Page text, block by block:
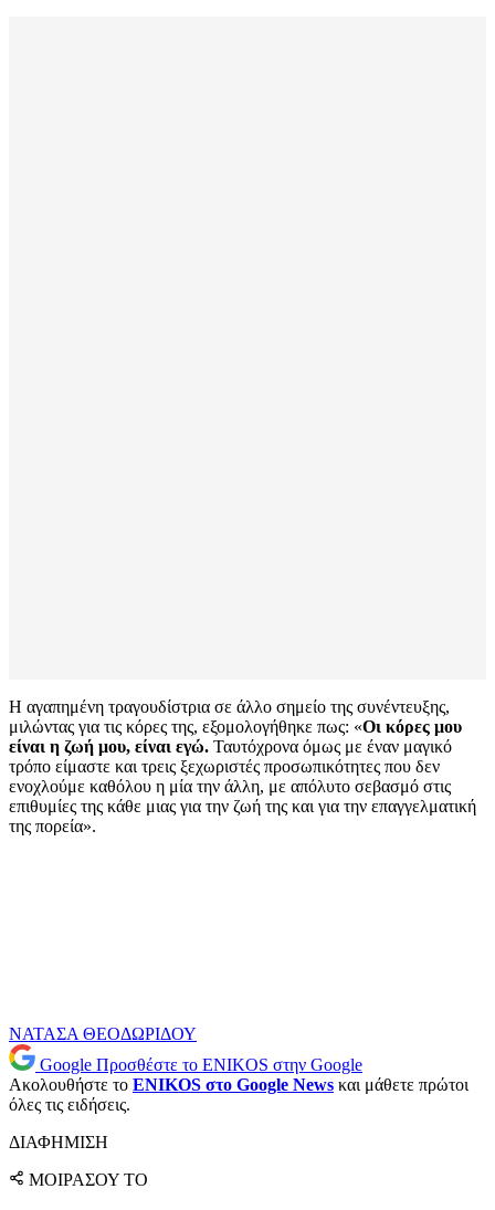
Η αγαπημένη τραγουδίστρια σε άλλο σημείο της συνέντευξης,
μιλώντας για τις κόρες της, εξομολογήθηκε πως: «Οι κόρες μου
είναι η ζωή μου, είναι εγώ. Ταυτόχρονα όμως με έναν μαγικό
τρόπο είμαστε και τρεις ξεχωριστές προσωπικότητες που δεν
ενοχλούμε καθόλου η μία την άλλη, με απόλυτο σεβασμό στις
επιθυμίες της κάθε μιας για την ζωή της και για την επαγγελματική
της πορεία».
ΝΑΤΑΣΑ ΘΕΟΔΩΡΙΔΟΥ
Google Προσθέστε το ENIKOS στην Google
Ακολουθήστε το ENIKOS στο Google News και μάθετε πρώτοι
όλες τις ειδήσεις.
ΔΙΑΦΗΜΙΣΗ
ΜΟΙΡΑΣΟΥ ΤΟ